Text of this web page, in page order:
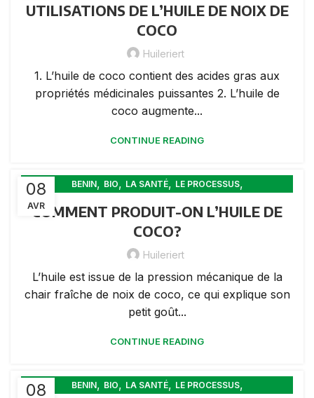
UTILISATIONS DE L’HUILE DE NOIX DE
COCO
Huileriert
1. L’huile de coco contient des acides gras aux
propriétés médicinales puissantes 2. L’huile de
coco augmente...
CONTINUE READING
08
AVR
BENIN, BIO, LA SANTÉ, LE PROCESSUS,
COMMENT PRODUIT-ON L’HUILE DE
COCO?
Huileriert
L’huile est issue de la pression mécanique de la
chair fraîche de noix de coco, ce qui explique son
petit goût...
CONTINUE READING
08 BENIN, BIO, LA SANTÉ, LE PROCESSUS,